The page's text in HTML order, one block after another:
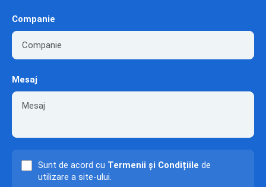
Companie
Mesaj
Sunt de acord cu Termenii și Condițiile de
utilizare a site-ului.